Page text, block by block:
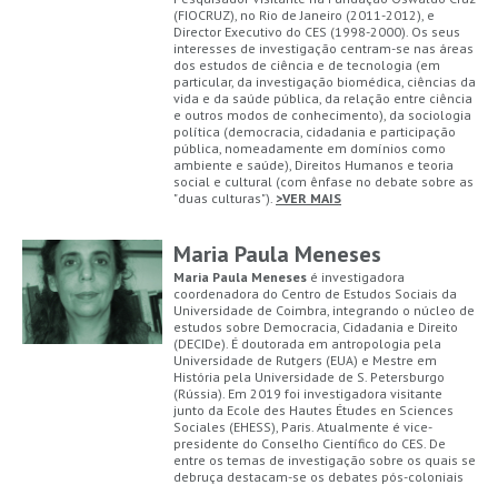
(FIOCRUZ), no Rio de Janeiro (2011-2012), e
Director Executivo do CES (1998-2000). Os seus
interesses de investigação centram-se nas áreas
dos estudos de ciência e de tecnologia (em
particular, da investigação biomédica, ciências da
vida e da saúde pública, da relação entre ciência
e outros modos de conhecimento), da sociologia
política (democracia, cidadania e participação
pública, nomeadamente em domínios como
ambiente e saúde), Direitos Humanos e teoria
social e cultural (com ênfase no debate sobre as
"duas culturas"). >VER MAIS
Maria Paula Meneses
Maria Paula Meneses é investigadora
coordenadora do Centro de Estudos Sociais da
Universidade de Coimbra, integrando o núcleo de
estudos sobre Democracia, Cidadania e Direito
(DECIDe). É doutorada em antropologia pela
Universidade de Rutgers (EUA) e Mestre em
História pela Universidade de S. Petersburgo
(Rússia). Em 2019 foi investigadora visitante
junto da Ecole des Hautes Études en Sciences
Sociales (EHESS), Paris. Atualmente é vice-
presidente do Conselho Científico do CES. De
entre os temas de investigação sobre os quais se
debruça destacam-se os debates pós-coloniais